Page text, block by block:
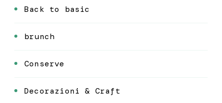
Back to basic
brunch
Conserve
Decorazioni & Craft